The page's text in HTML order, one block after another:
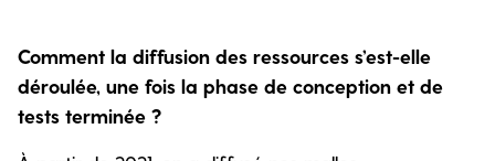
Comment la diffusion des ressources s’est-elle
déroulée, une fois la phase de conception et de
tests terminée ?